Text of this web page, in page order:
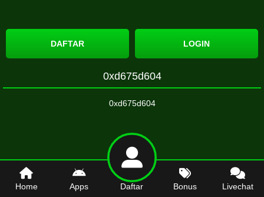
DAFTAR LOGIN
0xd675d604
0xd675d604
Home Apps Daftar Bonus Livechat